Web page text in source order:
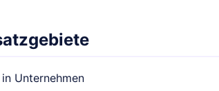
Unternehmen